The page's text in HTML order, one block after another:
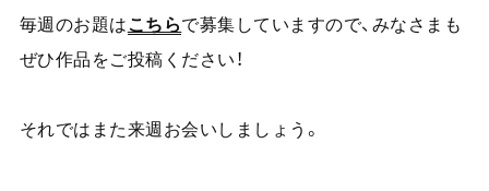
毎週のお題は こちらで募集していますので、みなさまも
ぜひ作品をご投稿ください！
それではまた来週お会いしましょう。